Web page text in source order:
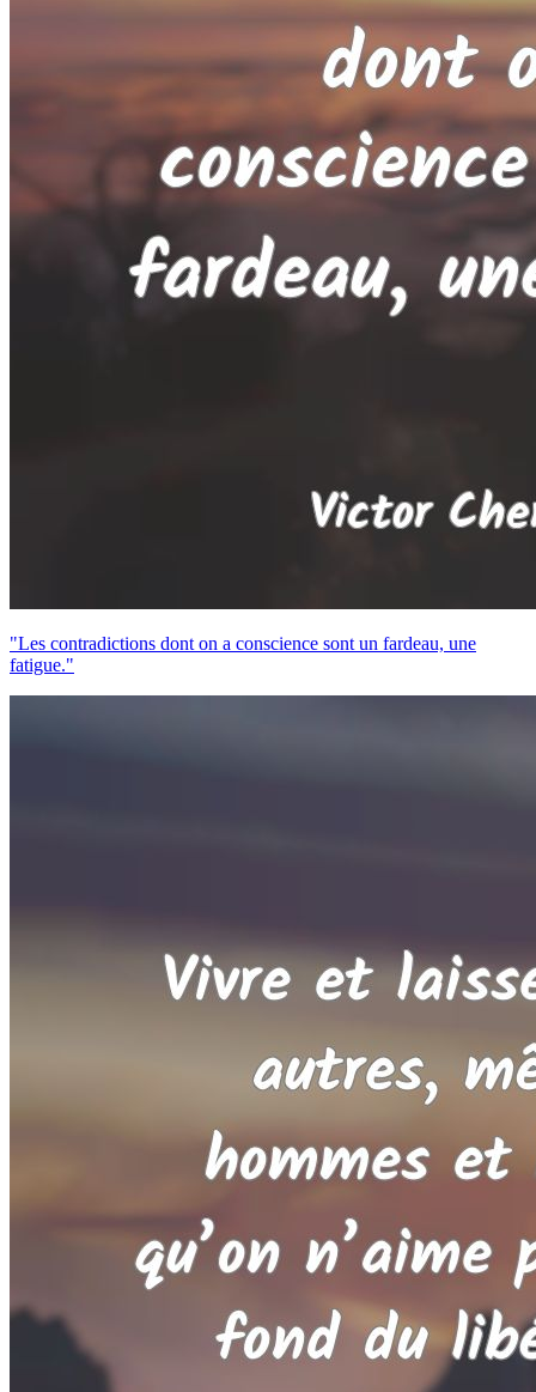
"Les contradictions dont on a conscience sont un fardeau, une
fatigue."